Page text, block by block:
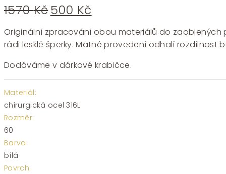
1570KčPůvodní
cena
byla:
1570 Kč.
500 Kč
cena
je:
500 Kč.
Originální zpracování obou materiálů do zaoblených
rádi lesklé šperky. Matné provedení odhalí rozdílnost
Dodáváme v dárkové krabičce.
Materiál:
chirurgická ocel 316L
Rozměr:
60
Barva:
bílá
Povrch: